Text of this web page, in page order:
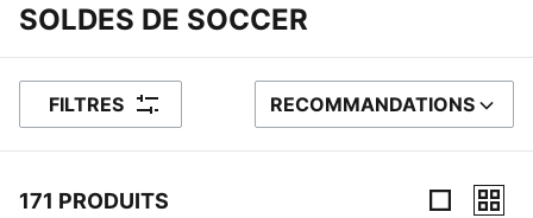
SOLDES DE SOCCER
FILTRES TRIER PAR
RECOMMANDATIONS
171 PRODUITS